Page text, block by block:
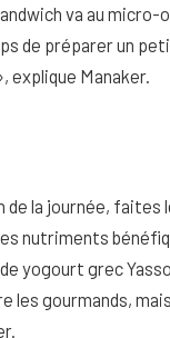
va au micro-
de préparer un
explique Manaker.
de la journée, faites
nutriments
yogourt grec
les gourmands,